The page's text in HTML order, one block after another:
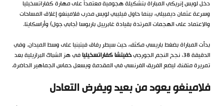
دخل لويس إنريكي المباراة بتشكيلة هجومية معتمداً على مهارة كفاراتسخيليا
وسرعة عثمان ديمبيلي، بينما حاول فيليبي لويس مدرب فلامينغو إغلاق المساحات
والاعتماد على الهجمات المرتدة بقيادة غابرييل باربوسا (جابي جول) وأراسكايتا.
بدأت المباراة بضغط باريسي مكثف، حيث سيطر رفاق فيتينيا على وسط الميدان. وفي
الدقيقة 38، نجح النجم الجورجي
خفيتشا كفاراتسخيليافي هز الشباك البرازيلية بعد
تمريرة متقنة، ليضع الفريق الفرنسي في المقدمة ويسعل حماس الجماهير الحاضرة.
فلامينغو يعود من بعيد ويفرض التعادل